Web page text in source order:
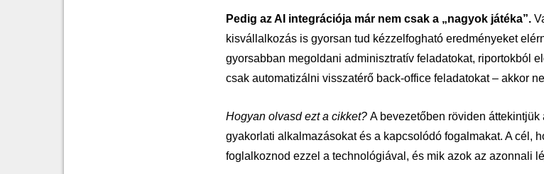
Pedig az AI integrációja már nem csak a „nagyok játéka”.
kisvállalkozás is gyorsan tud kézzelfogható eredményeket
gyorsabban megoldani adminisztratív feladatokat, riportokból
csak automatizálni visszatérő back-office feladatokat – akkor
Hogyan olvasd ezt a cikket? A bevezetőben röviden
gyakorlati alkalmazásokat és a kapcsolódó fogalmakat. A cél,
foglalkoznod ezzel a technológiával, és mik azok az azonnali